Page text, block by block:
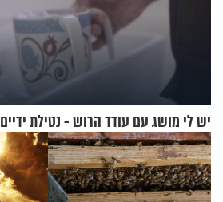
יש לי מושג עם עודד הרוש - נטילת ידיים